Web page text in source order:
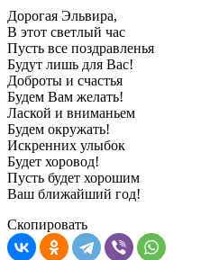
Дорогая Эльвира,
В этот светлый час
Пусть все поздравленья
Будут лишь для Вас!
Доброты и счастья
Будем Вам желать!
Лаской и вниманьем
Будем окружать!
Искренних улыбок
Будет хоровод!
Пусть будет хорошим
Ваш ближайший год!
Скопировать